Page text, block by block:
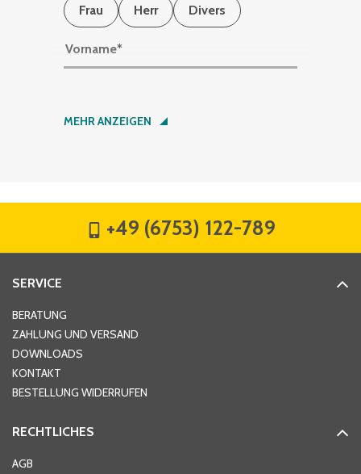
Frau
Herr Divers
Vorname*
Nachname*
Hausnummer
Ort*
MEHR ANZEIGEN
+49 (6753) 122-789
SERVICE
BERATUNG
ZAHLUNG UND VERSAND
DOWNLOADS
KONTAKT
BESTELLUNG WIDERRUFEN
RECHTLICHES
AGB